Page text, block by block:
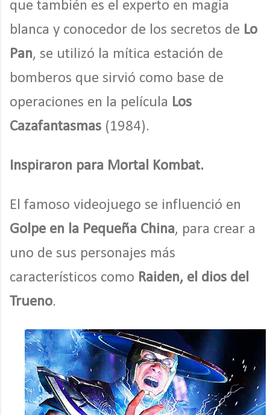
que también es el experto en magia
blanca y conocedor de los secretos de Lo
Pan, se utilizó la mítica estación de
bomberos que sirvió como base de
operaciones en la película Los
Cazafantasmas (1984).
Inspiraron para Mortal Kombat.
El famoso videojuego se influenció en
Golpe en la Pequeña China, para crear a
uno de sus personajes más
característicos como Raiden, el dios del
Trueno.